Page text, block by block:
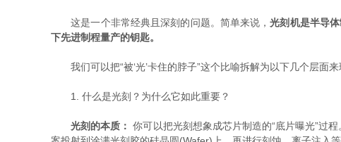
这是一个非常经典且深刻的问题。简单来说，光刻机是半导
下先进制程量产的钥匙。
我们可以把“被‘光’卡住的脖子”这个比喻拆解为以下几个层面来
1. 什么是光刻？为什么它如此重要？
光刻的本质：
你可以把光刻想象成芯片制造的“底片曝光”过